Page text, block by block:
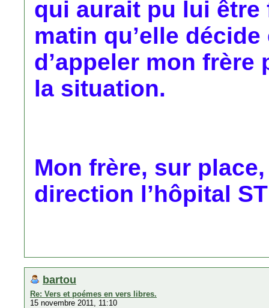
qui aurait pu lui être
matin qu’elle
d’appeler mon
la situation.
Mon frère, sur
direction l’hôpital
bartou
Re: Vers et poémes en vers libres.
15 novembre 2011, 11:10